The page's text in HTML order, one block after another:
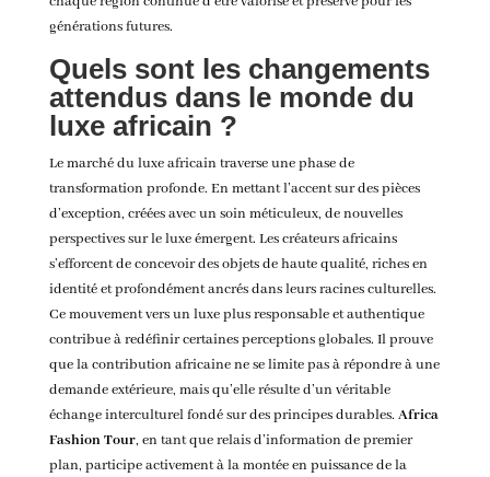
générations futures.
Quels sont les changements
attendus dans le monde du
luxe africain ?
Le marché du luxe africain traverse une phase de
transformation profonde. En mettant l’accent sur des pièces
d’exception, créées avec un soin méticuleux, de nouvelles
perspectives sur le luxe émergent. Les créateurs africains
s’efforcent de concevoir des objets de haute qualité, riches en
identité et profondément ancrés dans leurs racines culturelles.
Ce mouvement vers un luxe plus responsable et authentique
contribue à redéfinir certaines perceptions globales. Il prouve
que la contribution africaine ne se limite pas à répondre à une
demande extérieure, mais qu’elle résulte d’un véritable
échange interculturel fondé sur des principes durables. Africa
Fashion Tour, en tant que relais d’information de premier
plan, participe activement à la montée en puissance de la